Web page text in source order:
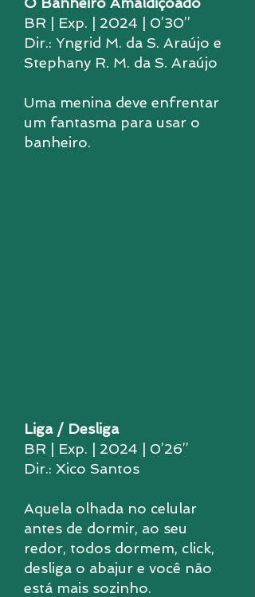
BR | Exp. | 2024 | 0’30’’
Dir.: Yngrid M. da S. Araújo e
Stephany R. M. da S. Araújo
Uma menina deve enfrentar
um fantasma para usar o
banheiro.
Liga / Desliga
BR | Exp. | 2024 | 0’26’’
Dir.: Xico Santos
Aquela olhada no celular
antes de dormir, ao seu
redor, todos dormem, click,
desliga o abajur e você não
está mais sozinho.